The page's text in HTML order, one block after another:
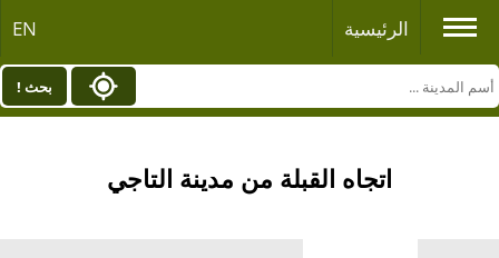
الرئيسية EN
بحث !
اتجاه القبلة من مدينة التاجي